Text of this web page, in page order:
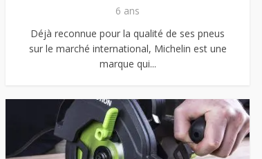
6 ans
Déjà reconnue pour la qualité de ses pneus
sur le marché international, Michelin est une
marque qui...